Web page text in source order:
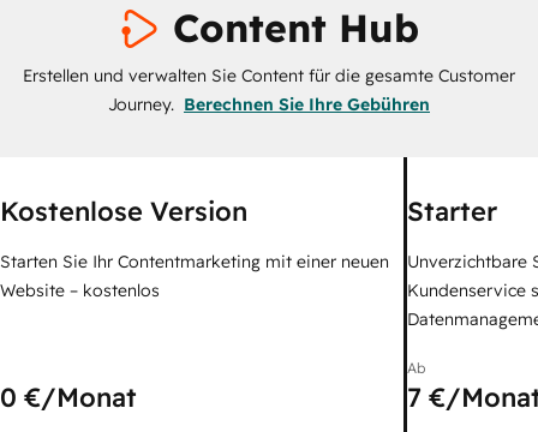
Content Hub
Erstellen und verwalten Sie Content für die gesamte Customer
Journey. Berechnen Sie Ihre Gebühren
Kostenlose Version
Starten Sie Ihr Contentmarketing mit einer neuen
Website – kostenlos
0 €/Monat
Starter
Unverzichtbare
Kundenservice
Ab
7 €/